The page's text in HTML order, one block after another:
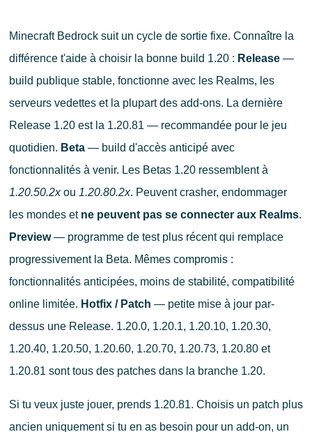
Minecraft Bedrock suit un cycle de sortie fixe. Connaître la
différence t'aide à choisir la bonne build 1.20 : Release—
build publique stable, fonctionne avec les Realms, les
serveurs vedettes et la plupart des add-ons. La dernière
Release 1.20 est la 1.20.81 — recommandée pour le jeu
quotidien. Beta— build d'accès anticipé avec
fonctionnalités à venir. Les Betas 1.20 ressemblent à
1.20.50.2xou 1.20.80.2x. Peuvent crasher, endommager
les mondes et ne peuvent pas se connecter aux Realms.
Preview— programme de test plus récent qui remplace
progressivement la Beta. Mêmes compromis :
fonctionnalités anticipées, moins de stabilité, compatibilité
online limitée. Hotfix / Patch — petite mise à jour par-
dessus une Release. 1.20.0, 1.20.1, 1.20.10, 1.20.30,
1.20.40, 1.20.50, 1.20.60, 1.20.70, 1.20.73, 1.20.80 et
1.20.81 sont tous des patches dans la branche 1.20.
Si tu veux juste jouer, prends 1.20.81. Choisis un patch plus
ancien uniquement si tu en as besoin pour un add-on, un